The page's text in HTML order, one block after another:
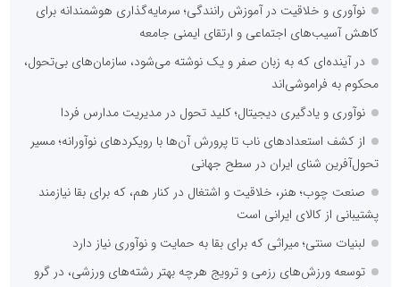
نوآوری و خلاقیت در آموزش رانندگی؛ سرمایه‌گذاری هوشمندانه برای
کاهش آسیب‌های اجتماعی و ارتقای ایمنی جامعه
در آینده‌ای که به زبان صفر و یک نوشته می‌شود، سازمان‌های بی‌تحول،
محکوم به فراموشی‌اند
نوآوری و یادگیری دیجیتال؛ کلید تحول در مدیریت مدارس فردا
از کشف استعدادهای ناب تا پرورش آن‌ها با رویکردهای نوآورانه؛ مسیر
تحول‌آفرین شنای ایران در سطح جهانی
صنعت چوب؛ هنر، خلاقیت و اشتغال در کنار هم، که برای بقا نیازمند
پشتیبانی از کالای ایرانی است
لبنیات سنتی؛ میراثی که برای بقا به حمایت و نوآوری نیاز دارد
توسعه ورزش‌های رزمی و ترویج هرچه بهتر رشته‌های ورزشی، در گرو